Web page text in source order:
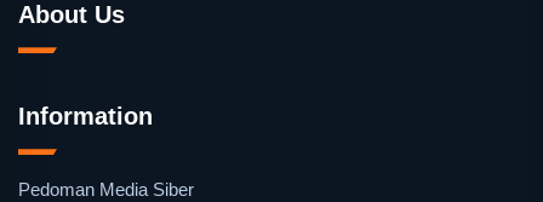
About Us
Information
Pedoman Media Siber